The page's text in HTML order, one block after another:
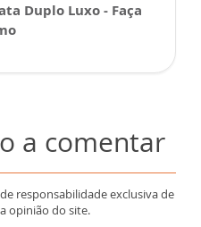
Duplo Luxo - Faça
a comentar
responsabilidade exclusiva de
opinião do site.